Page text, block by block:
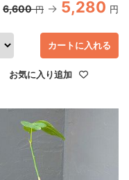
6,600 円 5,280 円
カートに入れる
お気に入り追加